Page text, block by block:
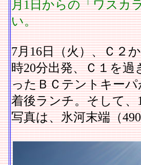
月1日からの「ワスカ
い。
7月16日（火）、Ｃ２
時20分出発、Ｃ１を
ったＢＣテントキー
着後ランチ。そして、
写真は、氷河末端（